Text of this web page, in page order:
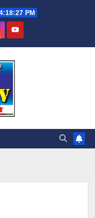
PM